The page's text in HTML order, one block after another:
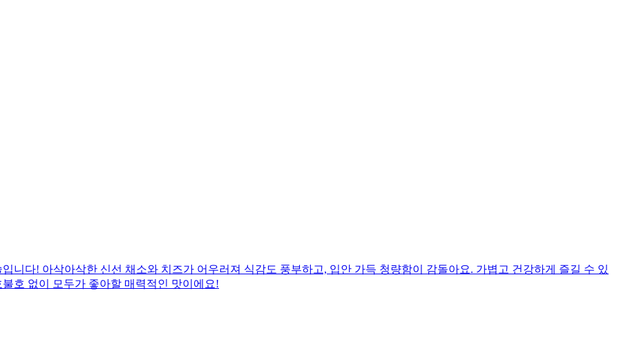
니다! 아삭아삭한 신선 채소와 치즈가 어우러져 식감도 풍부하고, 입안 가득 청량함이 감돌아요. 가볍고 건강하게 즐길 수 있
호 없이 모두가 좋아할 매력적인 맛이에요!